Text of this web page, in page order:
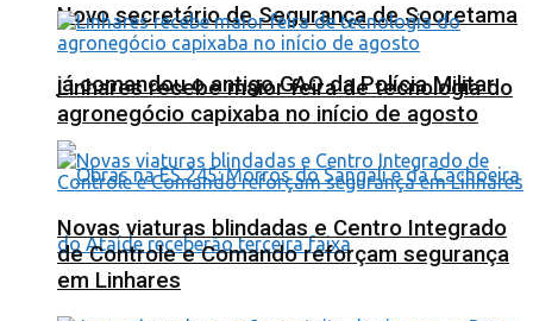
Novo secretário de Segurança de Sooretama
já comandou o antigo GAO da Polícia Militar
Linhares recebe maior feira de tecnologia do
agronegócio capixaba no início de agosto
Novas viaturas blindadas e Centro Integrado
de Controle e Comando reforçam segurança
em Linhares